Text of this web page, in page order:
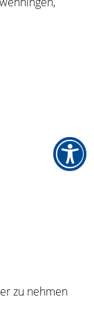
zu nehmen